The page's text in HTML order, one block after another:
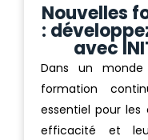
Nouvelles
:
avec
Dans un
formation
essentiel pour
efficacité et